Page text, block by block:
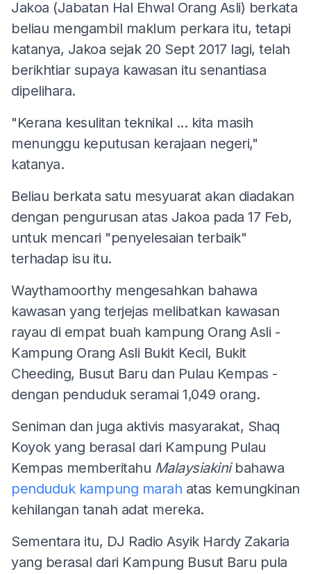
Jakoa (Jabatan Hal Ehwal Orang Asli) berkata
beliau mengambil maklum perkara itu, tetapi
katanya, Jakoa sejak 20 Sept 2017 lagi, telah
berikhtiar supaya kawasan itu senantiasa
dipelihara.
"Kerana kesulitan teknikal ... kita masih
menunggu keputusan kerajaan negeri,"
katanya.
Beliau berkata satu mesyuarat akan diadakan
dengan pengurusan atas Jakoa pada 17 Feb,
untuk mencari "penyelesaian terbaik"
terhadap isu itu.
Waythamoorthy mengesahkan bahawa
kawasan yang terjejas melibatkan kawasan
rayau di empat buah kampung Orang Asli -
Kampung Orang Asli Bukit Kecil, Bukit
Cheeding, Busut Baru dan Pulau Kempas -
dengan penduduk seramai 1,049 orang.
Seniman dan juga aktivis masyarakat, Shaq
Koyok yang berasal dari Kampung Pulau
Kempas memberitahu Malaysiakinibahawa
penduduk kampung marah atas kemungkinan
kehilangan tanah adat mereka.
Sementara itu, DJ Radio Asyik Hardy Zakaria
yang berasal dari Kampung Busut Baru pula